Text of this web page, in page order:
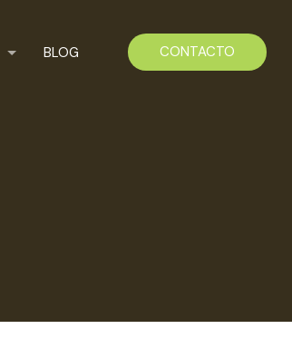
BLOG CONTACTO